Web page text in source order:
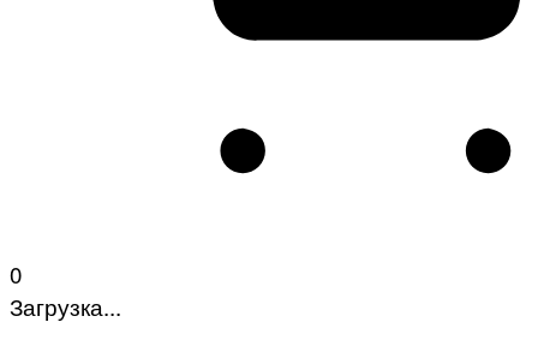
0
Загрузка...